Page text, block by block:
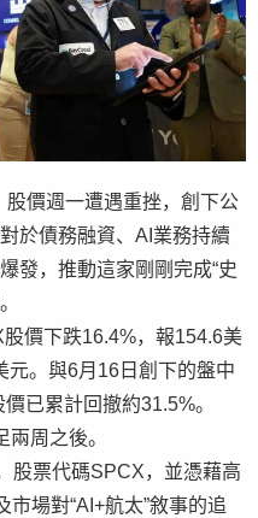
價週一遭遇重挫，創下公
於債務融資、AI業務持續
發，推動這家剛剛完成“史
價下跌16.4%，報154.6美
元。與6月16日創下的盤中
已累計回撤約31.5%。
周之後。
股票代碼SPCX，並憑藉高
場對“AI+航太”敘事的追